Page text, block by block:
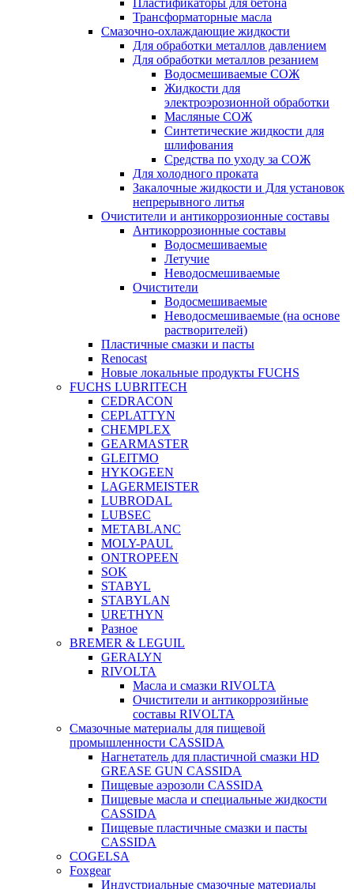
Пластификаторы для бетона
Трансформаторные масла
Смазочно-охлаждающие жидкости
Для обработки металлов давлением
Для обработки металлов резанием
Водосмешиваемые СОЖ
Жидкости для
электроэрозионной обработки
Масляные СОЖ
Синтетические жидкости для
шлифования
Средства по уходу за СОЖ
Для холодного проката
Закалочные жидкости и Для установок
непрерывного литья
Очистители и антикоррозионные составы
Антикоррозионные составы
Водосмешиваемые
Летучие
Неводосмешиваемые
Очистители
Водосмешиваемые
Неводосмешиваемые (на основе
растворителей)
Пластичные смазки и пасты
Renocast
Новые локальные продукты FUCHS
FUCHS LUBRITECH
CEDRACON
CEPLATTYN
CHEMPLEX
GEARMASTER
GLEITMO
HYKOGEEN
LAGERMEISTER
LUBRODAL
LUBSEC
METABLANC
MOLY-PAUL
ONTROPEEN
SOK
STABYL
STABYLAN
URETHYN
Разное
BREMER & LEGUIL
GERALYN
RIVOLTA
Масла и смазки RIVOLTA
Очистители и антикоррозийные
составы RIVOLTA
Смазочные материалы для пищевой
промышленности CASSIDA
Нагнетатель для пластичной смазки HD
GREASE GUN CASSIDA
Пищевые аэрозоли CASSIDA
Пищевые масла и специальные жидкости
CASSIDA
Пищевые пластичные смазки и пасты
CASSIDA
COGELSA
Foxgear
Индустриальные смазочные материалы